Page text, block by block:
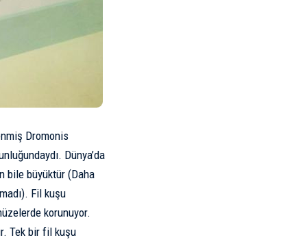
Dromonis
Dünya’da
bile büyüktür (Daha
Fil kuşu
korunuyor.
Tek bir fil kuşu